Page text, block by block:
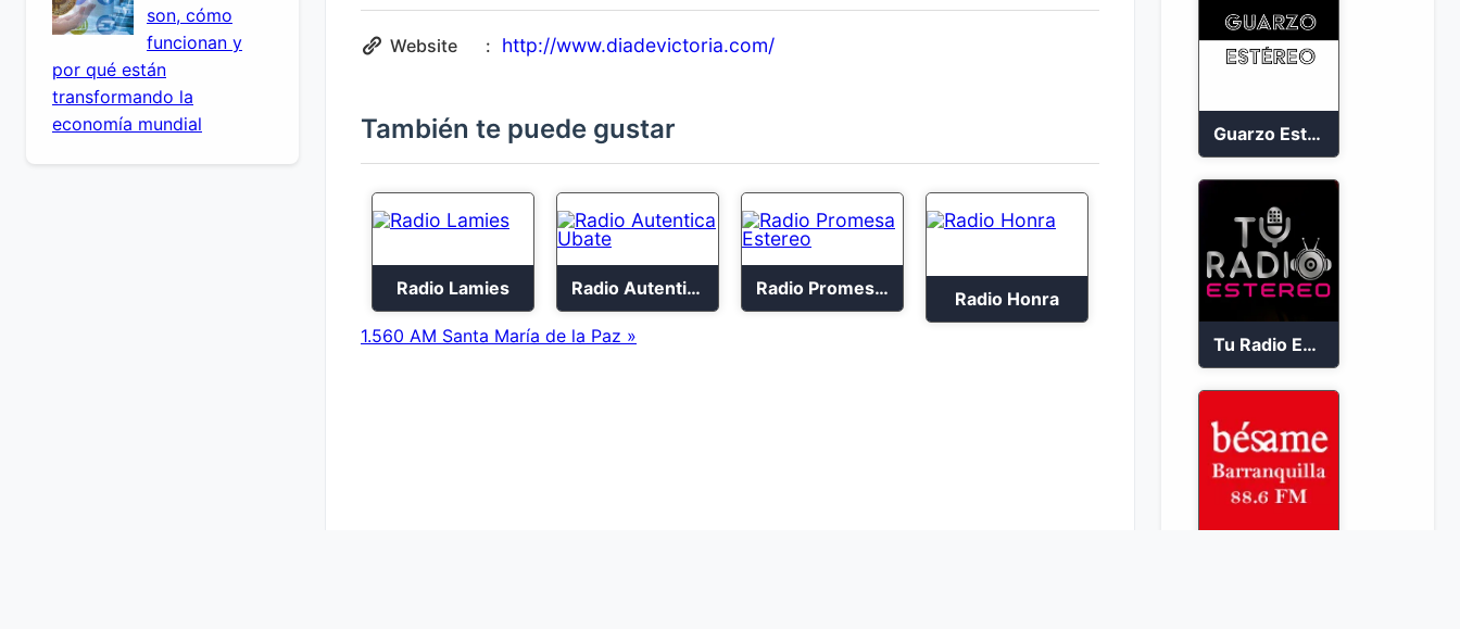
son, cómo
funcionan y
por qué están
transformando la
economía mundial
Website http://www.diadevictoria.com/
También te puede gustar
Radio Lamies Radio Autentica Ubate Radio Promesa Estereo
Radio Honra
1.560 AM Santa María de la Paz »
Guarzo Estéreo 24/7
Tu Radio Estéreo 24/7